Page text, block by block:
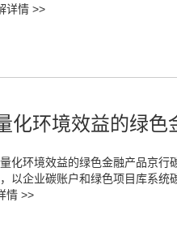
详情 >>
化环境效益的绿色
化环境效益的绿色金融产品京
以企业碳账户和绿色项目库系统
情 >>